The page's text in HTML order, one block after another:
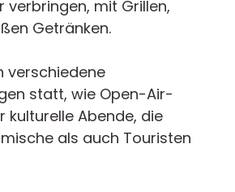
verbringen, mit Grillen,
Getränken.
verschiedene
statt, wie Open-Air-
kulturelle Abende, die
als auch Touristen